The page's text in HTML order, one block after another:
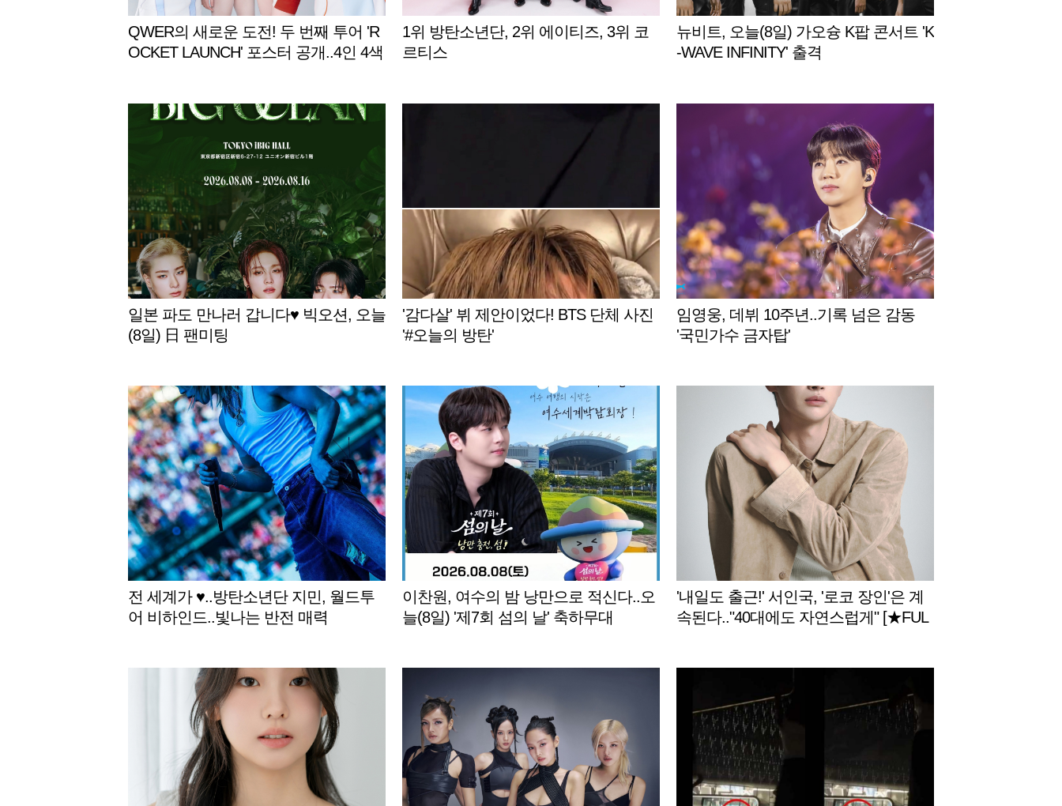
QWER의 새로운 도전! 두 번째 투어 'R
OCKET LAUNCH' 포스터 공개..4인 4색
1위 방탄소년단, 2위 에이티즈, 3위 코
르티스
뉴비트, 오늘(8일) 가오슝 K팝 콘서트 'K
-WAVE INFINITY' 출격
일본 파도 만나러 갑니다♥ 빅오션, 오늘
(8일) 日 팬미팅
'감다살' 뷔 제안이었다! BTS 단체 사진
'#오늘의 방탄'
임영웅, 데뷔 10주년..기록 넘은 감동
'국민가수 금자탑'
전 세계가 ♥..방탄소년단 지민, 월드투
어 비하인드..빛나는 반전 매력
이찬원, 여수의 밤 낭만으로 적신다..오
늘(8일) '제7회 섬의 날' 축하무대
'내일도 출근!' 서인국, '로코 장인'은 계
속된다.."40대에도 자연스럽게" [★FUL